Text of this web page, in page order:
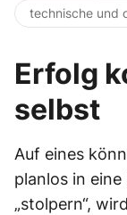
technische und
Erfolg
selbst
Auf eines
planlos in
„stolpern“,